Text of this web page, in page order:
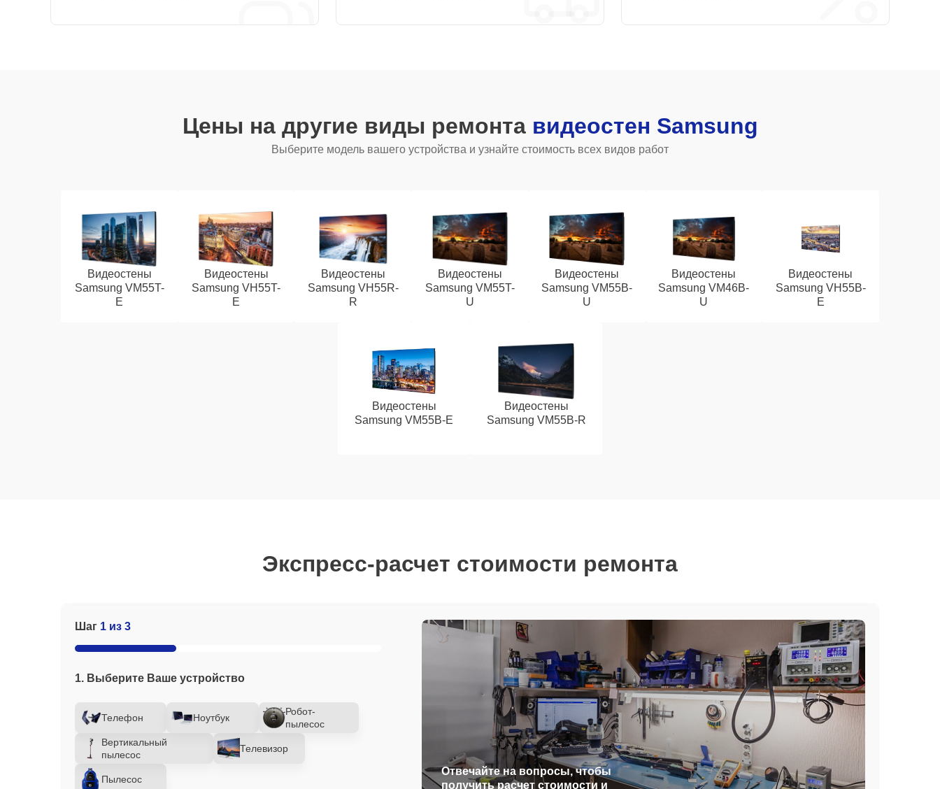
Цены на другие виды ремонта видеостен Samsung
Выберите модель вашего устройства и узнайте стоимость всех видов работ
Видеостены
Samsung VM55T-
E
Видеостены
Samsung VH55T-
E
Видеостены
Samsung VH55R-
R
Видеостены
Samsung VM55T-
U
Видеостены
Samsung VM55B-
U
Видеостены
Samsung VM46B-
U
Видеостены
Samsung VH55B-
E
Видеостены
Samsung VM55B-E
Видеостены
Samsung VM55B-R
Экспресс-расчет стоимости ремонта
Шаг 1 из 3
1. Выберите Ваше устройство
Телефон Ноутбук
Робот-
пылесос
Вертикальный
пылесос
Телевизор
Пылесос
Отвечайте на вопросы, чтобы
получить расчет стоимости и